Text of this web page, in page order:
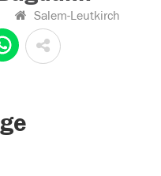
Salem-Leutkirch